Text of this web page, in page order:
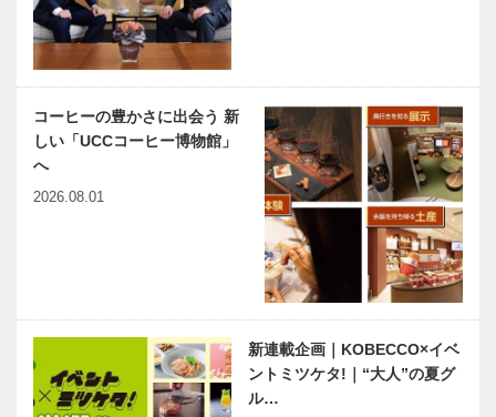
医療社会学」
第167回
力はココだ！
Vol.45 神戸
ボタン 第
140回 地元
にまつわる妖
怪・UMA・
生物の謎を探
る！！『…
連載エッセイ
／喫茶店の書
斎から 111
島田陽子さん
の詩
有馬温泉歴史
人物帖 ～其
の弐拾九～
ベトナム元気
X躍動するア
コーヒーの豊かさに出会う 新
しい「UCCコーヒー博物館」
へ
2026.08.01
新連載企画｜KOBECCO×イベ
ントミツケタ!｜“大人”の夏グ
ル…